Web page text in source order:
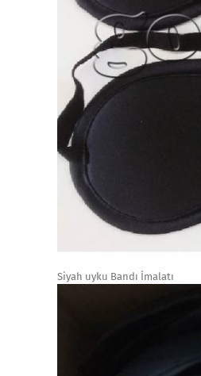
Siyah uyku Bandı İmalatı